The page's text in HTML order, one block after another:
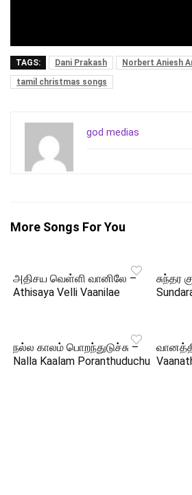
TAGS: Dani Prakash
Norbert Aniesh
tamil christmas songs
god medias
More Songs For You
அதிசய வெள்ளி வானிலே –
Athisaya Velli Vaanilae
சுந்தர
நல்ல காலம் பொறந்துடுச்சு –
Nalla Kaalam Poranthuduchu